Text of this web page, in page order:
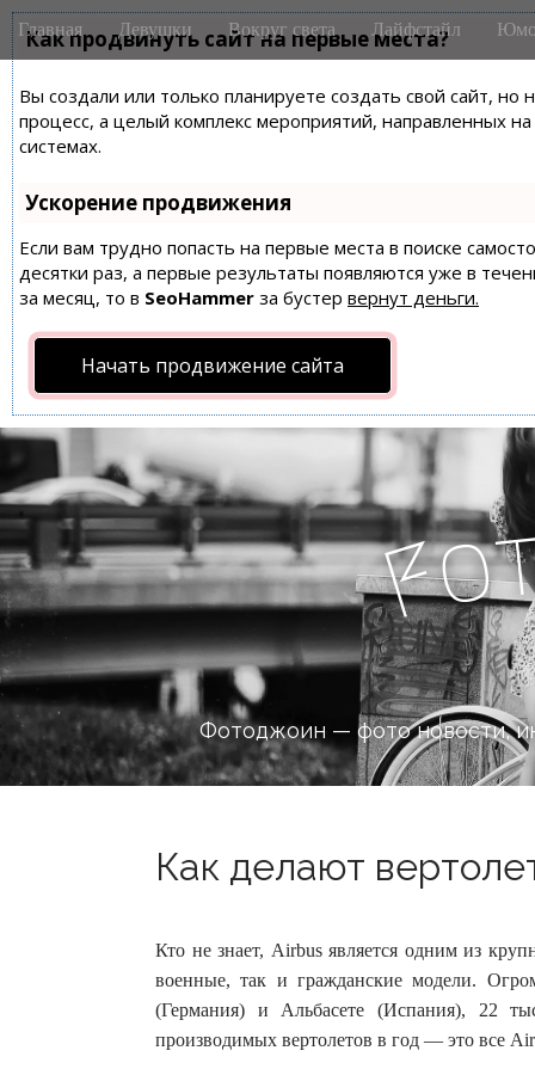
Как продвинуть сайт на первые места?
Вы создали или только планируете создать свой сайт,
процесс, а целый комплекс мероприятий, направленных
системах.
Ускорение продвижения
Если вам трудно попасть на первые места в поиске
десятки раз, а первые результаты появляются уже в
за месяц, то в SeoHammer за бустер вернут деньги.
Начать продвижение сайта
M
a
n
m
e
n
u
i
Главная Девушки Вокруг света Лайфстайл
Fo
Фотоджоин — фото новости,
Как делают
Кто не знает, Airbus является одним из
военные, так и гражданские модели.
(Германия) и Альбасете (Испания), 22
производимых вертолетов в год — это все